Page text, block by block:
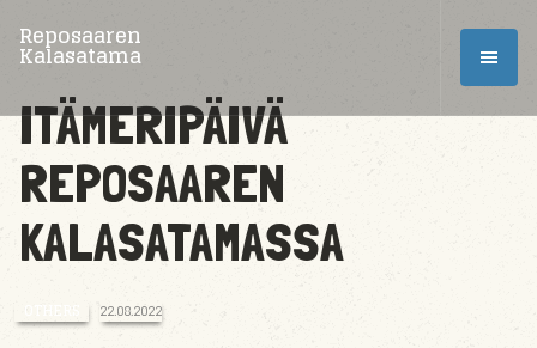
Reposaaren
Kalasatama
ITÄMERIPÄIVÄ
REPOSAAREN
KALASATAMASSA
OTHERS 22.08.2022